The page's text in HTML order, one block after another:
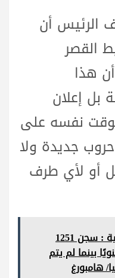
الرئيس أن
القصر
هذا
بل إعلان
نفسه على
جديدة ولا
أو لأي طرف
ولاية هامبورغ الألمانية : سجن 1251
سنويًا بينما لم يتم
هامبورغ